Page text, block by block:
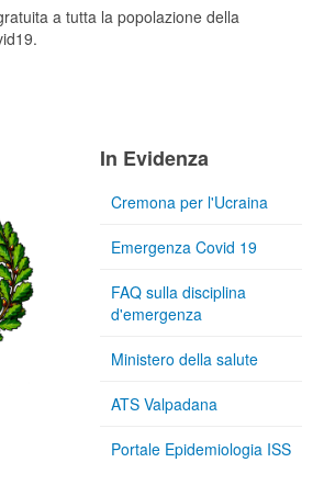
a tutta la popolazione della
In Evidenza
Cremona per l'Ucraina
Emergenza Covid 19
FAQ sulla disciplina
d'emergenza
Ministero della salute
ATS Valpadana
Portale Epidemiologia ISS